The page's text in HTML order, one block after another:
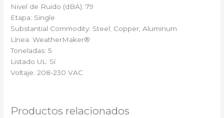
Nivel de Ruido (dBA): 79
Etapa: Single
Substantial Commodity: Steel; Copper; Aluminum
Línea: WeatherMaker®
Toneladas: 5
Listado UL: Sí
Voltaje: 208-230 VAC
Productos relacionados